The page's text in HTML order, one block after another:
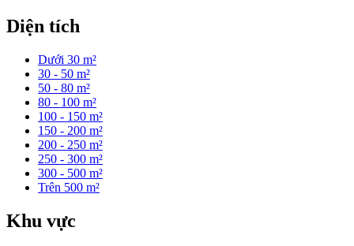
Diện tích
Dưới 30 m²
30 - 50 m²
50 - 80 m²
80 - 100 m²
100 - 150 m²
150 - 200 m²
200 - 250 m²
250 - 300 m²
300 - 500 m²
Trên 500 m²
Khu vực